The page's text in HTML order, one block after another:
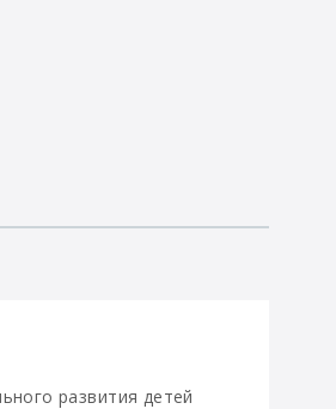
развития детей